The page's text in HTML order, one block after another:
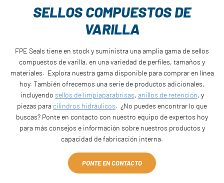
SELLOS COMPUESTOS DE
VARILLA
FPE Seals tiene en stock y suministra una amplia gama de sellos
compuestos de varilla, en una variedad de perfiles, tamaños y
materiales. Explora nuestra gama disponible para comprar en línea
hoy. También ofrecemos una serie de productos adicionales,
incluyendo sellos de limpiaparabrisas, anillos de retención, y
piezas para cilindros hidráulicos. ¿No puedes encontrar lo que
buscas? Ponte en contacto con nuestro equipo de expertos hoy
para más consejos e información sobre nuestros productos y
capacidad de fabricación interna.
PONTE EN CONTACTO